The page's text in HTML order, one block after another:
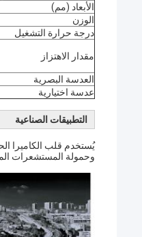
الأبعاد (مم)
الوزن
درجة حرارة التشغيل
مقدار الاهتزاز
العدسة البصرية
عدسة اختيارية
التطبيقات الصناعية
وحمولة المستشعرات